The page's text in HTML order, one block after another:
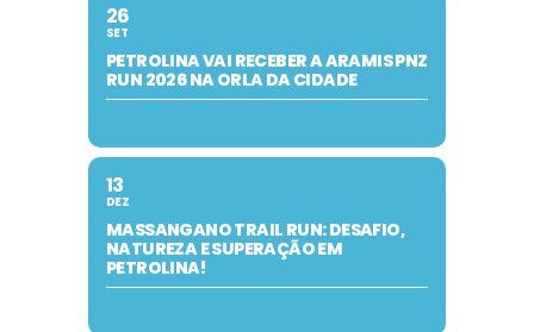
26
SET
PETROLINA VAI RECEBER A ARAMIS PNZ
RUN 2026 NA ORLA DA CIDADE
13
DEZ
MASSANGANO TRAIL RUN: DESAFIO,
NATUREZA E SUPERAÇÃO EM
PETROLINA!